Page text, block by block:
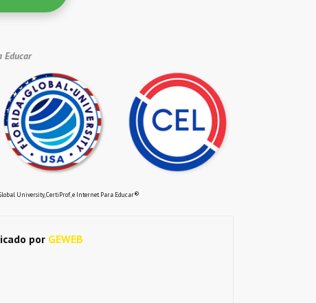
Educar
University, CertiProf, e Internet Para Educar®
porGEWEB